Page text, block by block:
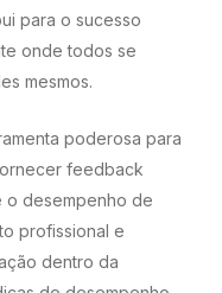
para o sucesso
onde todos se
mesmos.
poderosa para
feedback
desempenho de
profissional e
dentro da